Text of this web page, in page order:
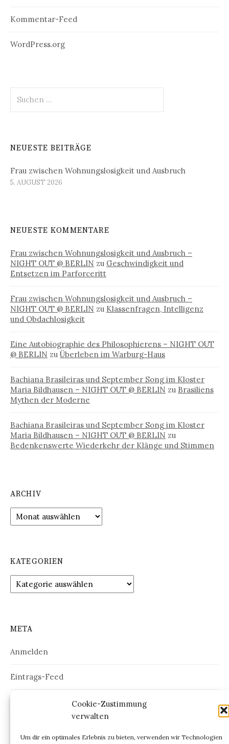
Cookie-Zustimmung
verwalten
Um dir ein optimales Erlebnis zu bieten, verwenden wir Technologien
Kommentar-Feed
WordPress.org
nach:
NEUESTE BEITRÄGE
Frau zwischen Wohnungslosigkeit und Ausbruch
5. AUGUST 2026
NEUESTE KOMMENTARE
Frau zwischen Wohnungslosigkeit und Ausbruch –
NIGHT OUT @ BERLIN zu Geschwindigkeit und
Entsetzen im Parforceritt
Frau zwischen Wohnungslosigkeit und Ausbruch –
NIGHT OUT @ BERLIN zu Klassenfragen, Intelligenz
und Obdachlosigkeit
Eine Autobiographie des Philosophierens – NIGHT OUT
@ BERLIN zu Überleben im Warburg-Haus
Bachiana Brasileiras und September Song im Kloster
Maria Bildhausen – NIGHT OUT @ BERLIN zu Brasiliens
Mythen der Moderne
Bachiana Brasileiras und September Song im Kloster
Maria Bildhausen – NIGHT OUT @ BERLIN zu
Bedenkenswerte Wiederkehr der Klänge und Stimmen
ARCHIV
Archiv
KATEGORIEN
Kategorien
META
Anmelden
Eintrags-Feed
Kommentar-Feed